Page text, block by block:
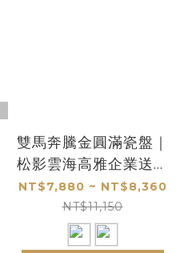
雙馬奔騰金圓滿瓷盤｜
松影雲海高雅企業送禮
推薦
NT$7,880 ~ NT$8,360
NT$11,150